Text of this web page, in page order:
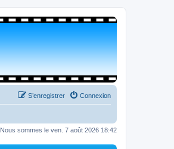
Connexion
S’enregistrer
Nous sommes le ven. 7 août 2026 18:42